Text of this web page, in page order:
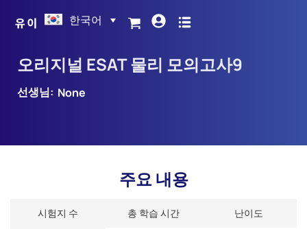
한국어
오리지널 ESAT 물리 모의고사9
선생님: None
주요 내용
시험지 수 총 학습 시간 난이도